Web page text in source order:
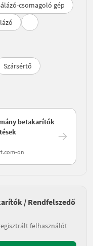
csomagoló gép
Szársértő
betakarítók
on
/ Rendfelszedő
felhasználót